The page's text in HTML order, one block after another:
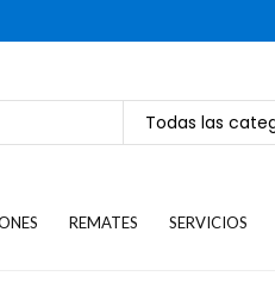
Todas las
REMATES SERVICIOS